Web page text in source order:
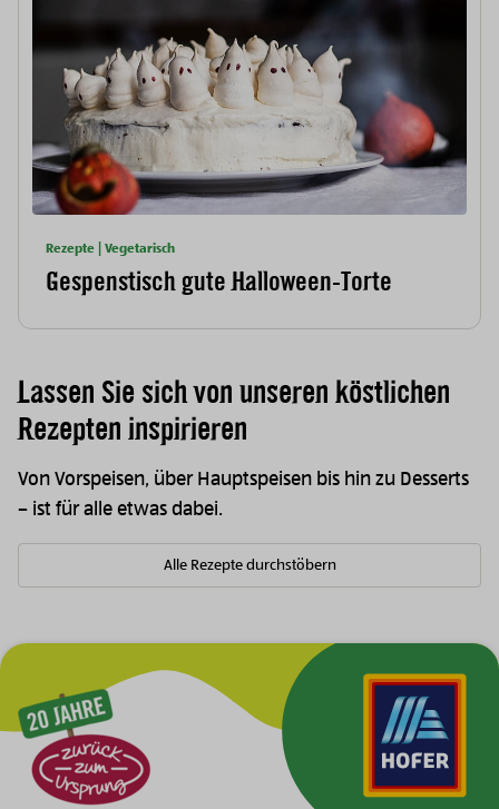
Rezepte | Vegetarisch
Gespenstisch gute Halloween-Torte
Lassen Sie sich von unseren köstlichen
Rezepten inspirieren
Von Vorspeisen, über Hauptspeisen bis hin zu Desserts
– ist für alle etwas dabei.
Alle Rezepte durchstöbern
Zur Hauptnavigation